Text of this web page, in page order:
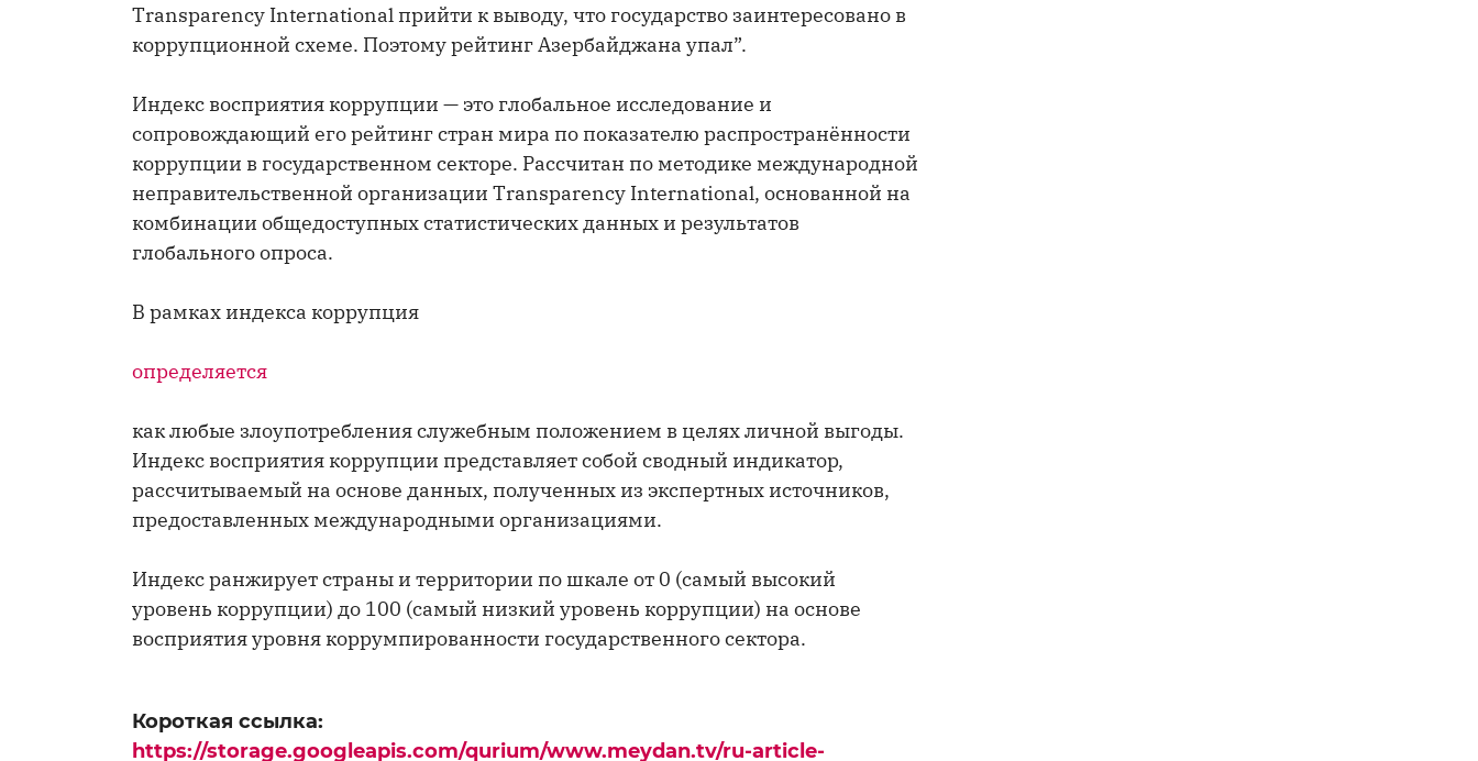
Transparency International прийти к выводу, что государство заинтересовано в
коррупционной схеме. Поэтому рейтинг Азербайджана упал”.
Индекс восприятия коррупции — это глобальное исследование и
сопровождающий его рейтинг стран мира по показателю распространённости
коррупции в государственном секторе. Рассчитан по методике международной
неправительственной организации Transparency International, основанной на
комбинации общедоступных статистических данных и результатов
глобального опроса.
В рамках индекса коррупция
определяется
как любые злоупотребления служебным положением в целях личной выгоды.
Индекс восприятия коррупции представляет собой сводный индикатор,
рассчитываемый на основе данных, полученных из экспертных источников,
предоставленных международными организациями.
Индекс ранжирует страны и территории по шкале от 0 (самый высокий
уровень коррупции) до 100 (самый низкий уровень коррупции) на основе
восприятия уровня коррумпированности государственного сектора.
Короткая ссылка:
https://storage.googleapis.com/qurium/www.meydan.tv/ru-article-